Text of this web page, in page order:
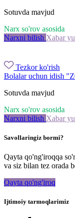
Sotuvda mavjud
Narx so'rov asosida
Narxni bilish Xabar
Tezkor ko'rish
Bolalar uchun idish
Sotuvda mavjud
Narx so'rov asosida
Narxni bilish Xabar
Savollaringiz bormi?
Qayta qo'ng'iroqqa
va siz bilan tez orada
Qayta qo'ng'iroq
Ijtimoiy tarmoqlarimiz